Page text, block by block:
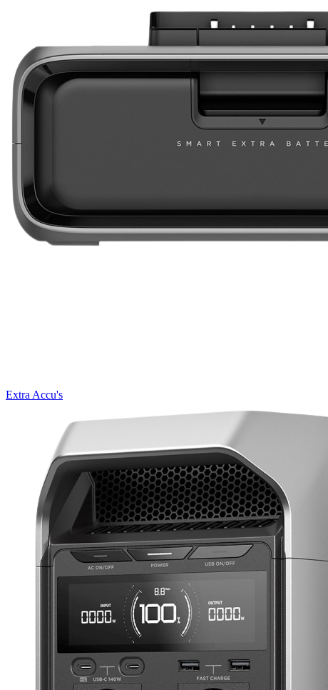
Extra Accu's